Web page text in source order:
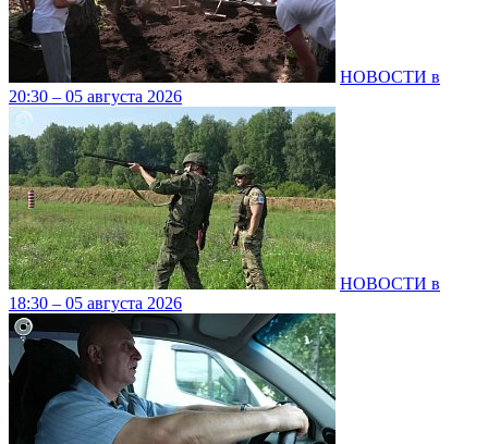
НОВОСТИ в
20:30 – 05 августа 2026
НОВОСТИ в
18:30 – 05 августа 2026